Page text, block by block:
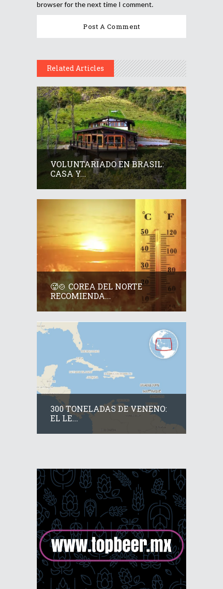
browser for the next time I comment.
Related Articles
VOLUNTARIADO EN BRASIL:
CASA Y...
🥵🍲 COREA DEL NORTE
RECOMIENDA...
300 TONELADAS DE VENENO:
EL LE...